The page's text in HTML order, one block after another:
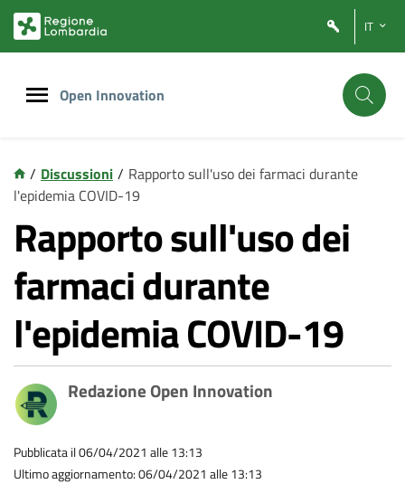
contenuto
footer
IT
Open Innovation
/ Discussioni / Rapporto sull'uso dei farmaci durante
l'epidemia COVID-19
Rapporto sull'uso dei
farmaci durante
l'epidemia COVID-19
Redazione Open Innovation
Pubblicata il 06/04/2021 alle 13:13
Ultimo aggiornamento: 06/04/2021 alle 13:13